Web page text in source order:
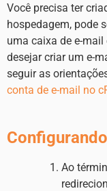
Você precisa ter
hospedagem, pode
uma caixa de e-
desejar criar um e-
seguir as
conta de e-mail no
Ao